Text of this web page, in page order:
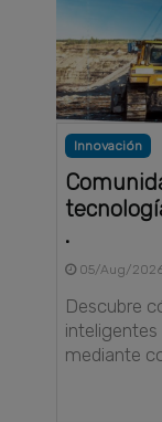
Innovación
.
05/Aug/
Descubre
inteligentes
mediante